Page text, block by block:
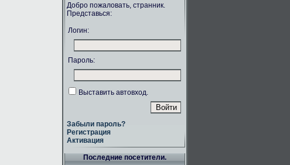
Добро пожаловать, странник.
Представься:
Логин:
Пароль:
Выставить автовход.
Забыли пароль?
Регистрация
Активация
Последние посетители.